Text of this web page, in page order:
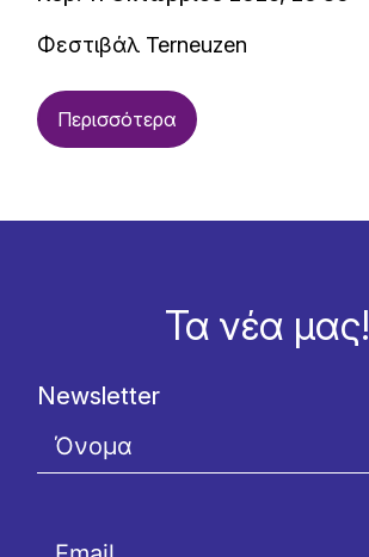
Φεστιβάλ Terneuzen
Περισσότερα
Τα νέα μας!
Newsletter